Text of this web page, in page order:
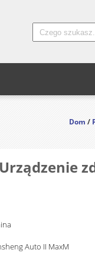
Dom/
Auto II MaxM